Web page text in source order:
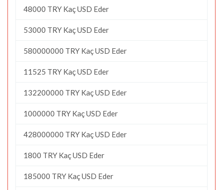
48000 TRY Kaç USD Eder
53000 TRY Kaç USD Eder
580000000 TRY Kaç USD Eder
11525 TRY Kaç USD Eder
132200000 TRY Kaç USD Eder
1000000 TRY Kaç USD Eder
428000000 TRY Kaç USD Eder
1800 TRY Kaç USD Eder
185000 TRY Kaç USD Eder